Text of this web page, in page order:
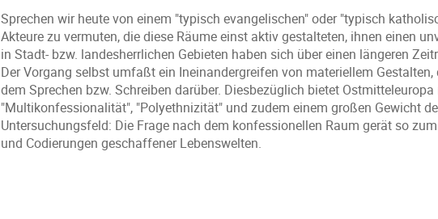
Sprechen wir heute von einem "typisch evangelischen" oder "typisch
Akteure zu vermuten, die diese Räume einst aktiv gestalteten, ihnen einen
in Stadt- bzw. landesherrlichen Gebieten haben sich über einen längeren
Der Vorgang selbst umfaßt ein Ineinandergreifen von materiellem
dem Sprechen bzw. Schreiben darüber. Diesbezüglich bietet
"Multikonfessionalität", "Polyethnizität" und zudem einem großen Gewicht
Untersuchungsfeld: Die Frage nach dem konfessionellen Raum gerät so
und Codierungen geschaffener Lebenswelten.